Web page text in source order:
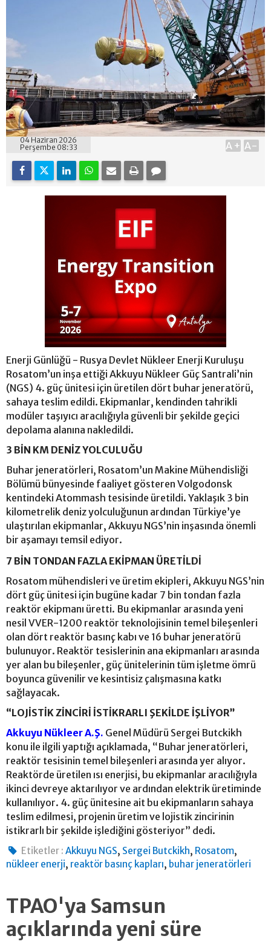
04 Haziran 2026
Perşembe 08:33
A+ A-
Enerji Günlüğü - Rusya Devlet Nükleer Enerji Kuruluşu
Rosatom’un inşa ettiği Akkuyu Nükleer Güç Santrali’nin
(NGS) 4. güç ünitesi için üretilen dört buhar jeneratörü,
sahaya teslim edildi. Ekipmanlar, kendinden tahrikli
modüler taşıyıcı aracılığıyla güvenli bir şekilde geçici
depolama alanına nakledildi.
3 BİN KM DENİZ YOLCULUĞU
Buhar jeneratörleri, Rosatom’un Makine Mühendisliği
Bölümü bünyesinde faaliyet gösteren Volgodonsk
kentindeki Atommash tesisinde üretildi. Yaklaşık 3 bin
kilometrelik deniz yolculuğunun ardından Türkiye’ye
ulaştırılan ekipmanlar, Akkuyu NGS’nin inşasında önemli
bir aşamayı temsil ediyor.
7 BİN TONDAN FAZLA EKİPMAN ÜRETİLDİ
Rosatom mühendisleri ve üretim ekipleri, Akkuyu NGS’nin
dört güç ünitesi için bugüne kadar 7 bin tondan fazla
reaktör ekipmanı üretti. Bu ekipmanlar arasında yeni
nesil VVER-1200 reaktör teknolojisinin temel bileşenleri
olan dört reaktör basınç kabı ve 16 buhar jeneratörü
bulunuyor. Reaktör tesislerinin ana ekipmanları arasında
yer alan bu bileşenler, güç ünitelerinin tüm işletme ömrü
boyunca güvenilir ve kesintisiz çalışmasına katkı
sağlayacak.
“LOJİSTİK ZİNCİRİ İSTİKRARLI ŞEKİLDE İŞLİYOR”
Akkuyu Nükleer A.Ş. Genel Müdürü Sergei Butckikh
konu ile ilgili yaptığı açıklamada, “Buhar jeneratörleri,
reaktör tesisinin temel bileşenleri arasında yer alıyor.
Reaktörde üretilen ısı enerjisi, bu ekipmanlar aracılığıyla
ikinci devreye aktarılıyor ve ardından elektrik üretiminde
kullanılıyor. 4. güç ünitesine ait bu ekipmanların sahaya
teslim edilmesi, projenin üretim ve lojistik zincirinin
istikrarlı bir şekilde işlediğini gösteriyor” dedi.
Etiketler : Akkuyu NGS, Sergei Butckikh, Rosatom,
nükleer enerji, reaktör basınç kapları, buhar jeneratörleri
TPAO'ya Samsun
açıklarında yeni süre